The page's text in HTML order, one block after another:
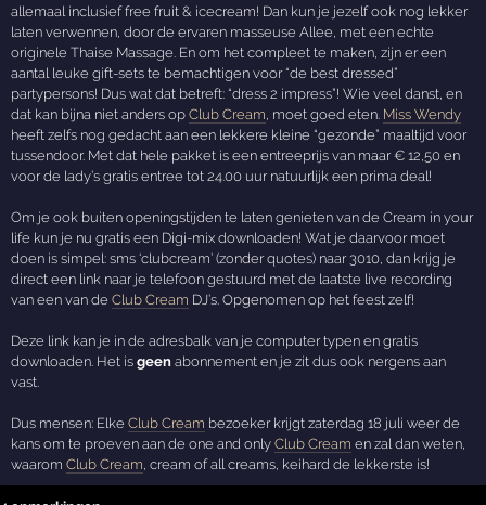
allemaal inclusief free fruit & icecream! Dan kun je jezelf ook nog lekker
laten verwennen, door de ervaren masseuse Allee, met een echte
originele Thaise Massage. En om het compleet te maken, zijn er een
aantal leuke gift-sets te bemachtigen voor “de best dressed”
partypersons! Dus wat dat betreft: “dress 2 impress”! Wie veel danst, en
dat kan bijna niet anders opClub Cream , moet goed eten. Miss Wendy
heeft zelfs nog gedacht aan een lekkere kleine “gezonde” maaltijd voor
tussendoor. Met dat hele pakket is een entreeprijs van maar € 12,50 en
voor de lady’s gratis entree tot 24.00 uur natuurlijk een prima deal!
Om je ook buiten openingstijden te laten genieten van de Cream in your
life kun je nu gratis een Digi-mix downloaden! Wat je daarvoor moet
doen is simpel: sms ‘clubcream’ (zonder quotes) naar 3010, dan krijg je
direct een link naar je telefoon gestuurd met de laatste live recording
van een van deClub Cream DJ’s. Opgenomen op het feest zelf!
Deze link kan je in de adresbalk van je computer typen en gratis
downloaden. Het isgeen abonnement en je zit dus ook nergens aan
vast.
Dus mensen: ElkeClub Cream bezoeker krijgt zaterdag 18 juli weer de
kans om te proeven aan de one and onlyClub Cream en zal dan weten,
waaromClub Cream , cream of all creams, keihard de lekkerste is!